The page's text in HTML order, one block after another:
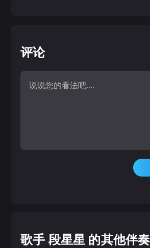
评论
歌手 段星星 的其他伴奏